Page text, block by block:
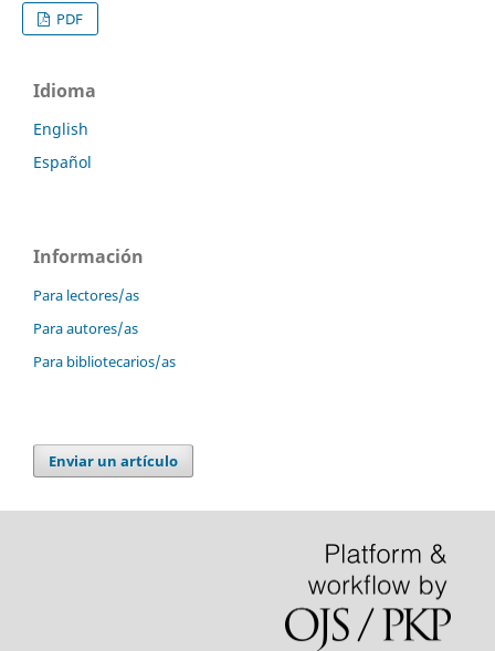
PDF
Idioma
English
Español
Información
Para lectores/as
Para autores/as
Para bibliotecarios/as
Enviar un artículo